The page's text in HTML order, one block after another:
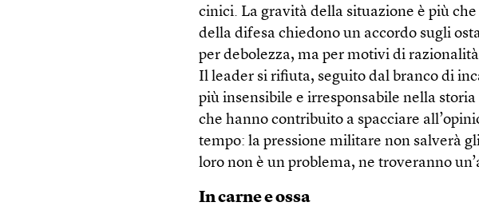
cinici. La gravità della situazione è più
della difesa chiedono un accordo sugli
per debolezza, ma per motivi di
Il leader si rifiuta, seguito dal branco di
più insensibile e irresponsabile nella
che hanno contribuito a spacciare
tempo: la pressione militare non salverà
loro non è un problema, ne troveranno
In carne e ossa